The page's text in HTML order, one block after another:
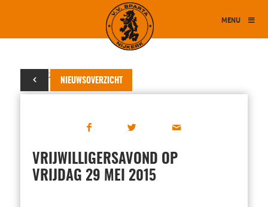
MENU
NIEUWSOVERZICHT
13 mei 2015
VRIJWILLIGERSAVOND OP
VRIJDAG 29 MEI 2015